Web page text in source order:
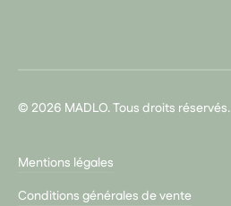
© 2026 MADLO. Tous droits réservés.
Mentions légales
Conditions générales de vente